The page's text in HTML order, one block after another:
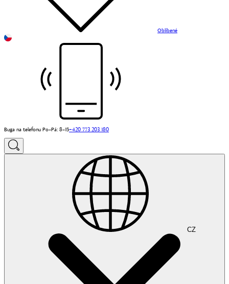
Oblíbené
Buga na telefonu Po–Pá: 8–15+420 773 203 180
CZ